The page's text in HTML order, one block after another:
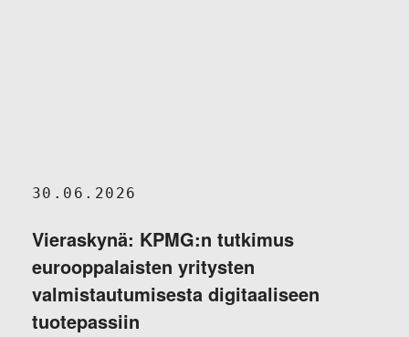
30.06.2026
Vieraskynä: KPMG:n tutkimus
eurooppalaisten yritysten
valmistautumisesta digitaaliseen
tuotepassiin